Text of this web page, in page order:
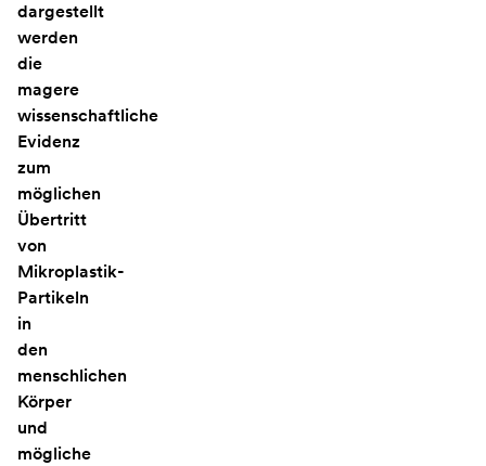
dargestellt
werden
die
magere
wissenschaftliche
Evidenz
zum
möglichen
Übertritt
von
Mikroplastik-
Partikeln
in
den
menschlichen
Körper
und
mögliche